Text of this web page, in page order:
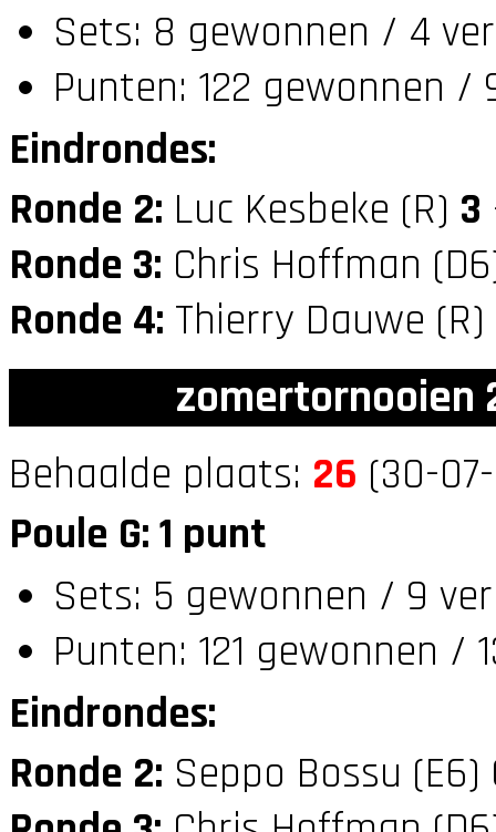
Sets: 8 gewonnen / 4
Punten: 122 gewonnen /
Eindrondes:
Ronde 2: Luc Kesbeke (R) 3
Ronde 3: Chris Hoffman
Ronde 4: Thierry Dauwe (R)
zomertornooien
Behaalde plaats: 26 (30-
Poule G: 1 punt
Sets: 5 gewonnen / 9
Punten: 121 gewonnen /
Eindrondes:
Ronde 2: Seppo Bossu (E6)